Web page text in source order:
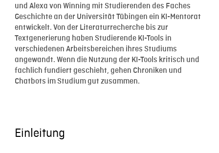
und Alexa von Winning mit Studierenden des Faches
Geschichte an der Universität Tübingen ein KI-Mentorat
entwickelt. Von der Literaturrecherche bis zur
Textgenerierung haben Studierende KI-Tools in
verschiedenen Arbeitsbereichen ihres Studiums
angewandt. Wenn die Nutzung der KI-Tools kritisch und
fachlich fundiert geschieht, gehen Chroniken und
Chatbots im Studium gut zusammen.
Einleitung